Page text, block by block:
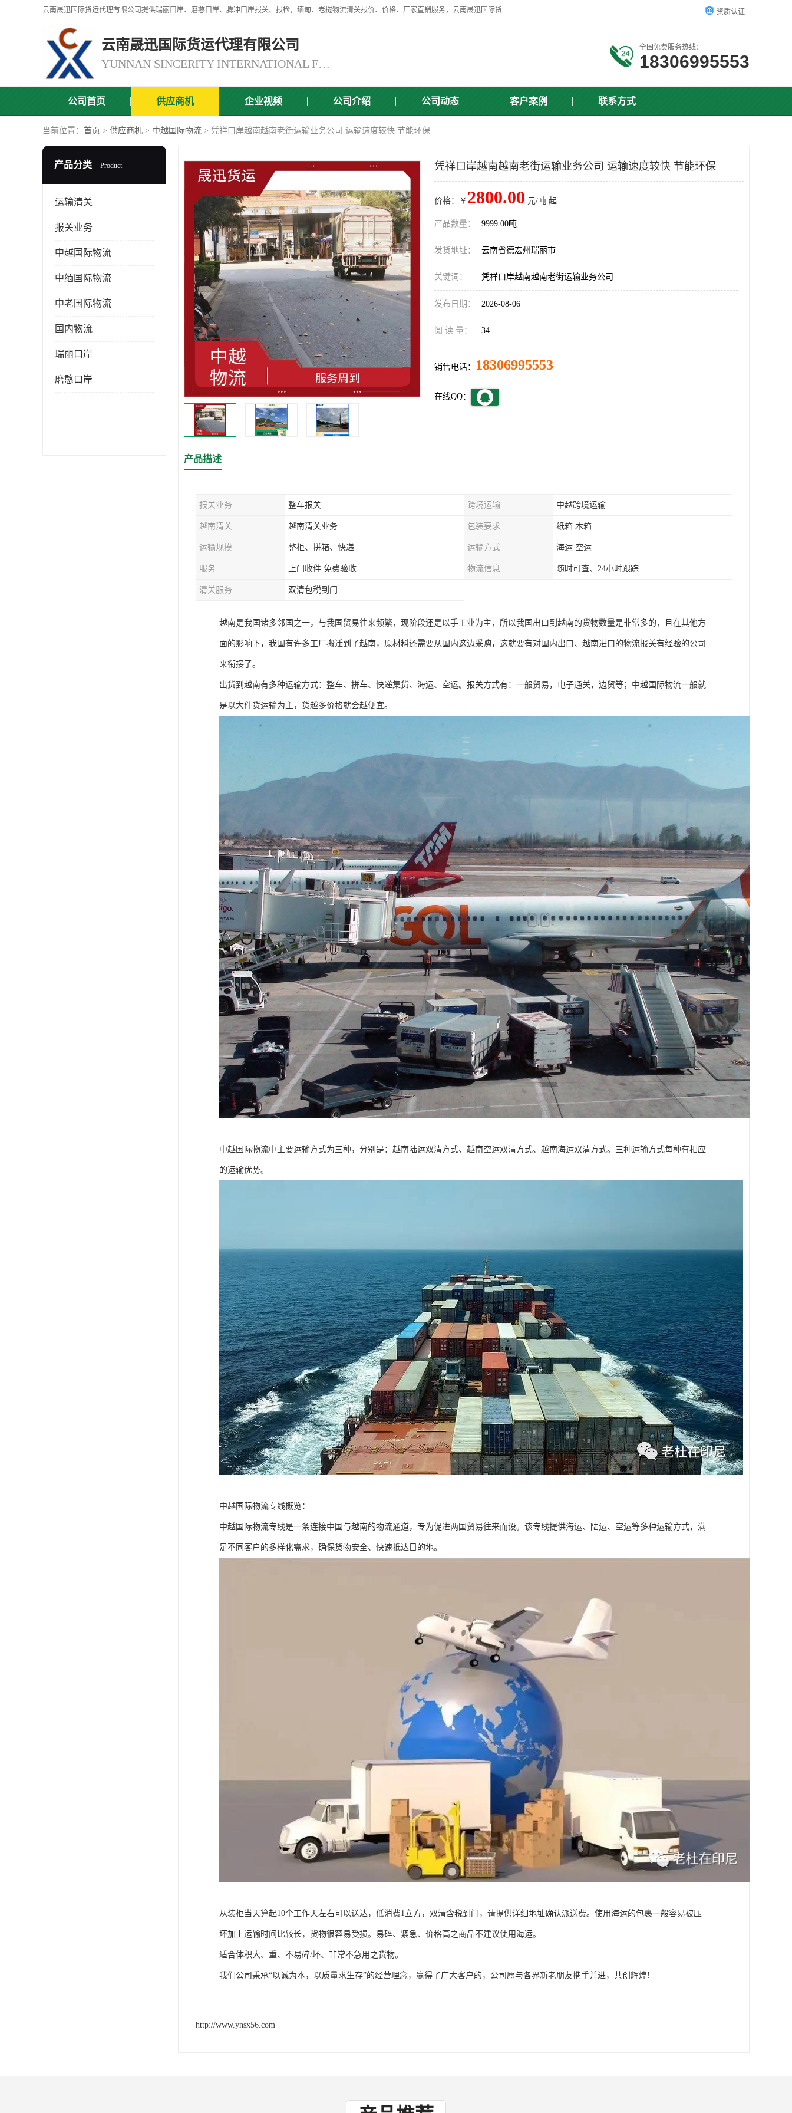
云南晟迅国际货运代理有限公司提供瑞丽口岸、磨憨口岸、腾冲口岸报关、报检，缅甸、老挝物流清关报价、价格、厂家直销服务，云南晟迅国际货运代理有限公司，由一支精通业务、经验丰富、责任心强的专业团队组建于,云南晟迅国际货运代理有限公司商铺。 资质认证
云南晟迅国际货运代理有限公司
YUNNAN SINCERITY INTERNATIONAL FREIGHT FOR WARDING CO.,LTD
全国免费服务热线：
18306995553
公司首页 供应商机 企业视频 公司介绍 公司动态 客户案例 联系方式
当前位置： 首页 > 供应商机 > 中越国际物流 > 凭祥口岸越南越南老街运输业务公司 运输速度较快 节能环保
产品分类 Product
运输清关
报关业务
中越国际物流
中缅国际物流
中老国际物流
国内物流
瑞丽口岸
磨憨口岸
凭祥口岸越南越南老街运输业务公司 运输速度较快 节能环保
价格：￥ 2800.00 元/吨 起
产品数量： 9999.00吨
发货地址： 云南省德宏州瑞丽市
关键词： 凭祥口岸越南越南老街运输业务公司
发布日期： 2026-08-06
阅 读 量： 34
销售电话： 18306995553
在线QQ：
产品描述
报关业务 整车报关 跨境运输 中越跨境运输
越南清关 越南清关业务 包装要求 纸箱 木箱
运输规模 整柜、拼箱、快递 运输方式 海运 空运
服务 上门收件 免费验收 物流信息 随时可查、24小时跟踪
清关服务 双清包税到门
越南是我国诸多邻国之一，与我国贸易往来频繁，现阶段还是以手工业为主，所以我国出口到越南的货物数量是非常多的，且在其他方
面的影响下，我国有许多工厂搬迁到了越南，原材料还需要从国内这边采购，这就要有对国内出口、越南进口的物流报关有经验的公司
来衔接了。
出货到越南有多种运输方式：整车、拼车、快递集货、海运、空运。报关方式有：一般贸易，电子通关，边贸等；中越国际物流一般就
是以大件货运输为主，货越多价格就会越便宜。
中越国际物流中主要运输方式为三种，分别是：越南陆运双清方式、越南空运双清方式、越南海运双清方式。三种运输方式每种有相应
的运输优势。
中越国际物流专线概览：
中越国际物流专线是一条连接中国与越南的物流通道，专为促进两国贸易往来而设。该专线提供海运、陆运、空运等多种运输方式，满
足不同客户的多样化需求，确保货物安全、快速抵达目的地。
从装柜当天算起10个工作天左右可以送达，低消费1立方，双清含税到门，请提供详细地址确认派送费。使用海运的包裹一般容易被压
坏加上运输时间比较长，货物很容易受损。易碎、紧急、价格高之商品不建议使用海运。
适合体积大、重、不易碎/坏、非常不急用之货物。
我们公司秉承“以诚为本，以质量求生存”的经营理念，赢得了广大客户的，公司愿与各界新老朋友携手并进，共创辉煌!
http://www.ynsx56.com